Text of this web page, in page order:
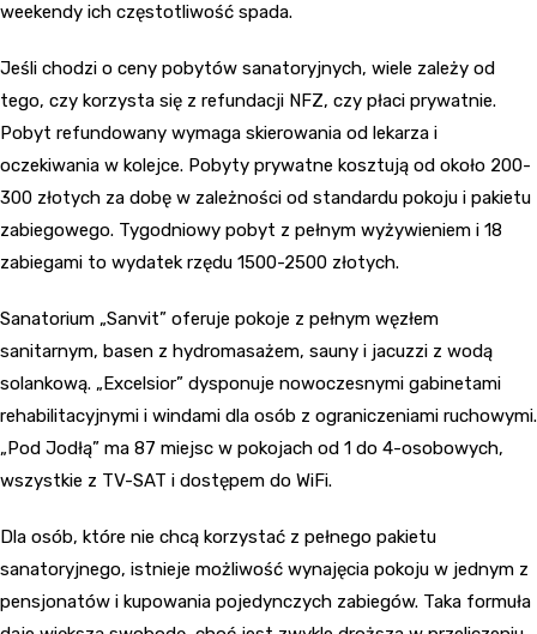
weekendy ich częstotliwość spada.
Jeśli chodzi o ceny pobytów sanatoryjnych, wiele zależy od
tego, czy korzysta się z refundacji NFZ, czy płaci prywatnie.
Pobyt refundowany wymaga skierowania od lekarza i
oczekiwania w kolejce. Pobyty prywatne kosztują od około 200-
300 złotych za dobę w zależności od standardu pokoju i pakietu
zabiegowego. Tygodniowy pobyt z pełnym wyżywieniem i 18
zabiegami to wydatek rzędu 1500-2500 złotych.
Sanatorium „Sanvit” oferuje pokoje z pełnym węzłem
sanitarnym, basen z hydromasażem, sauny i jacuzzi z wodą
solankową. „Excelsior” dysponuje nowoczesnymi gabinetami
rehabilitacyjnymi i windami dla osób z ograniczeniami ruchowymi.
„Pod Jodłą” ma 87 miejsc w pokojach od 1 do 4-osobowych,
wszystkie z TV-SAT i dostępem do WiFi.
Dla osób, które nie chcą korzystać z pełnego pakietu
sanatoryjnego, istnieje możliwość wynajęcia pokoju w jednym z
pensjonatów i kupowania pojedynczych zabiegów. Taka formuła